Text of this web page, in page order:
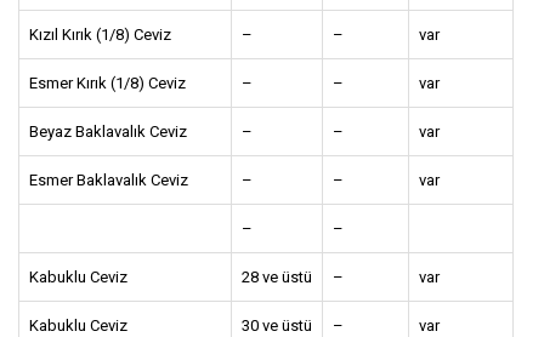
Kızıl Kırık (1/8) Ceviz – – var
Esmer Kırık (1/8) Ceviz – – var
Beyaz Baklavalık Ceviz – – var
Esmer Baklavalık Ceviz – – var
– –
Kabuklu Ceviz 28 ve üstü – var
Kabuklu Ceviz 30 ve üstü – var